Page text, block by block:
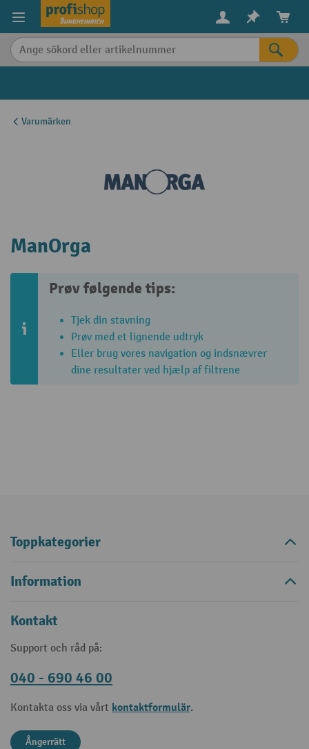
Varumärken
ManOrga
Prøv følgende tips:
Tjek din stavning
Prøv med et lignende udtryk
Eller brug vores navigation og indsnævrer
dine resultater ved hjælp af filtrene
Toppkategorier
Information
Kontakt
Support och råd på:
040 - 690 46 00
Kontakta oss via vårt kontaktformulär.
Ångerrätt